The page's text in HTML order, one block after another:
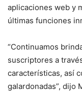
aplicaciones web y
últimas funciones
“Continuamos
suscriptores a
características, así
galardonadas”, dijo